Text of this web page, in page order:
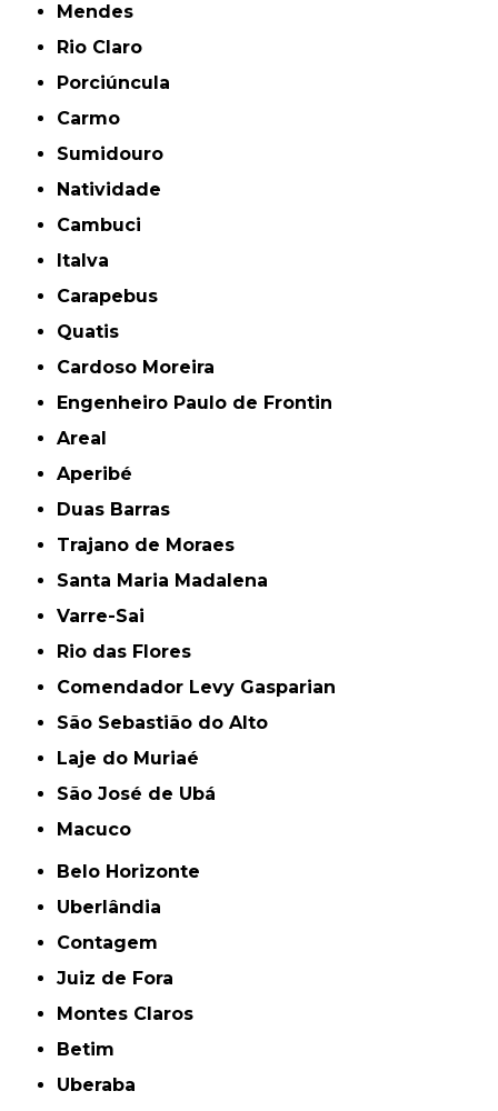
Mendes
Rio Claro
Porciúncula
Carmo
Sumidouro
Natividade
Cambuci
Italva
Carapebus
Quatis
Cardoso Moreira
Engenheiro Paulo de Frontin
Areal
Aperibé
Duas Barras
Trajano de Moraes
Santa Maria Madalena
Varre-Sai
Rio das Flores
Comendador Levy Gasparian
São Sebastião do Alto
Laje do Muriaé
São José de Ubá
Macuco
Belo Horizonte
Uberlândia
Contagem
Juiz de Fora
Montes Claros
Betim
Uberaba